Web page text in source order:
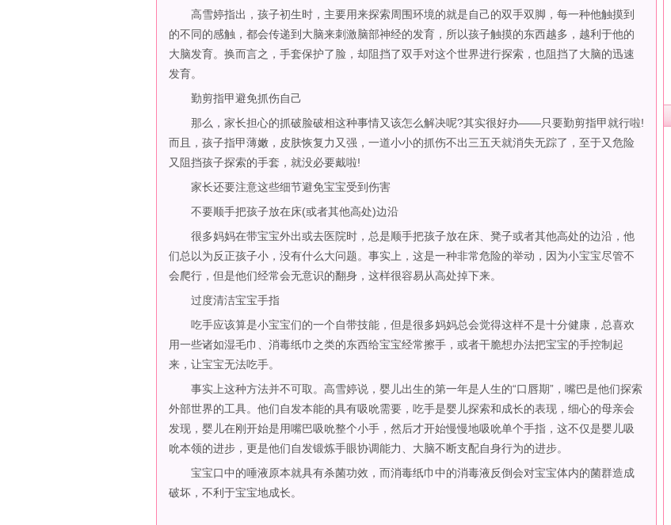
高雪婷指出，孩子初生时，主要用来探索周围环境的就是自己的双手双脚，每一种他触摸到
的不同的感触，都会传递到大脑来刺激脑部神经的发育，所以孩子触摸的东西越多，越利于他的
大脑发育。换而言之，手套保护了脸，却阻挡了双手对这个世界进行探索，也阻挡了大脑的迅速
发育。
勤剪指甲避免抓伤自己
那么，家长担心的抓破脸破相这种事情又该怎么解决呢?其实很好办——只要勤剪指甲就行啦!
而且，孩子指甲薄嫩，皮肤恢复力又强，一道小小的抓伤不出三五天就消失无踪了，至于又危险
又阻挡孩子探索的手套，就没必要戴啦!
家长还要注意这些细节避免宝宝受到伤害
不要顺手把孩子放在床(或者其他高处)边沿
很多妈妈在带宝宝外出或去医院时，总是顺手把孩子放在床、凳子或者其他高处的边沿，他
们总以为反正孩子小，没有什么大问题。事实上，这是一种非常危险的举动，因为小宝宝尽管不
会爬行，但是他们经常会无意识的翻身，这样很容易从高处掉下来。
过度清洁宝宝手指
吃手应该算是小宝宝们的一个自带技能，但是很多妈妈总会觉得这样不是十分健康，总喜欢
用一些诸如湿毛巾、消毒纸巾之类的东西给宝宝经常擦手，或者干脆想办法把宝宝的手控制起
来，让宝宝无法吃手。
事实上这种方法并不可取。高雪婷说，婴儿出生的第一年是人生的“口唇期”，嘴巴是他们探索
外部世界的工具。他们自发本能的具有吸吮需要，吃手是婴儿探索和成长的表现，细心的母亲会
发现，婴儿在刚开始是用嘴巴吸吮整个小手，然后才开始慢慢地吸吮单个手指，这不仅是婴儿吸
吮本领的进步，更是他们自发锻炼手眼协调能力、大脑不断支配自身行为的进步。
宝宝口中的唾液原本就具有杀菌功效，而消毒纸巾中的消毒液反倒会对宝宝体内的菌群造成
破坏，不利于宝宝地成长。